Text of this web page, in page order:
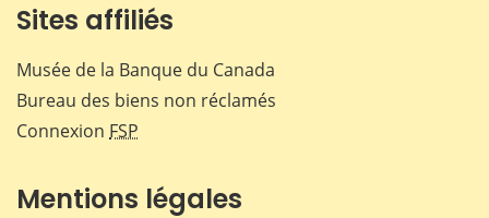
Sites affiliés
Musée de la Banque du Canada
Bureau des biens non réclamés
Connexion FSP
Mentions légales